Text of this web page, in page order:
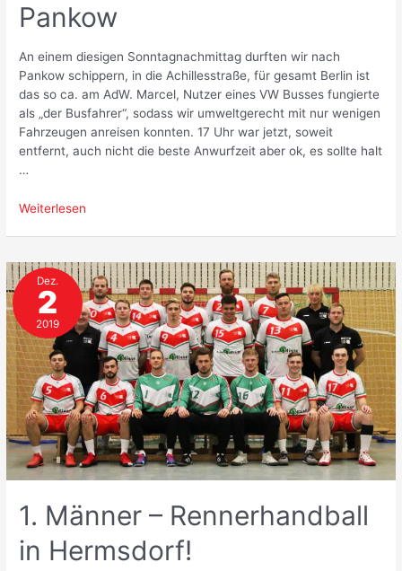
Pankow
An einem diesigen Sonntagnachmittag durften wir nach
Pankow schippern, in die Achillesstraße, für gesamt Berlin ist
das so ca. am AdW. Marcel, Nutzer eines VW Busses fungierte
als „der Busfahrer“, sodass wir umweltgerecht mit nur wenigen
Fahrzeugen anreisen konnten. 17 Uhr war jetzt, soweit
entfernt, auch nicht die beste Anwurfzeit aber ok, es sollte halt
…
Reise
nach
Pankow
Weiterlesen
Dez.
2
2019
1. Männer – Rennerhandball
in Hermsdorf!